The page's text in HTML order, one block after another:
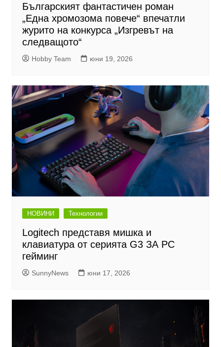
Българският фантастичен роман
„Една хромозома повече“ впечатли
журито на конкурса „Изгревът на
следващото“
Hobby Team юни 19, 2026
НОВИНИ Технологии
Logitech представя мишка и
клавиатура от серията G3 ЗА PC
гейминг
SunnyNews юни 17, 2026